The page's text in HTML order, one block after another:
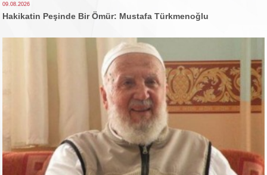
09.08.2026
Hakikatin Peşinde Bir Ömür: Mustafa Türkmenoğlu